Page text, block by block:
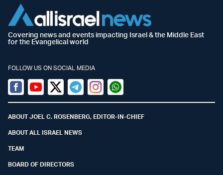
Covering news and events impacting Israel & the Middle East
for the Evangelical world
FOLLOW US ON SOCIAL MEDIA
Facebook
YoutubeTwitter (X)
TelegramInstagramWhatsapp
ABOUT JOEL C. ROSENBERG, EDITOR-IN-CHIEF
ABOUT ALL ISRAEL NEWS
TEAM
BOARD OF DIRECTORS